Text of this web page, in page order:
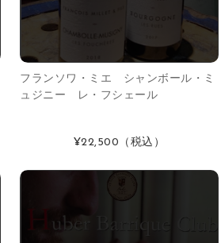
フランソワ・ミエ シャンボール・ミ
ュジニー レ・フシェール
¥22,500 （税込）